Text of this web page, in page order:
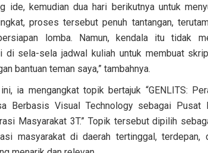
ide, kemudian dua hari berikutnya untuk
proses tersebut penuh tantangan,
lomba. Namun, kendala itu tidak
di sela-sela jadwal kuliah untuk membuat
bantuan teman saya,” tambahnya.
ia mengangkat topik bertajuk “GENLITS:
Berbasis Visual Technology sebagai Pusat
Masyarakat 3T.” Topik tersebut dipilih
masyarakat di daerah tertinggal,